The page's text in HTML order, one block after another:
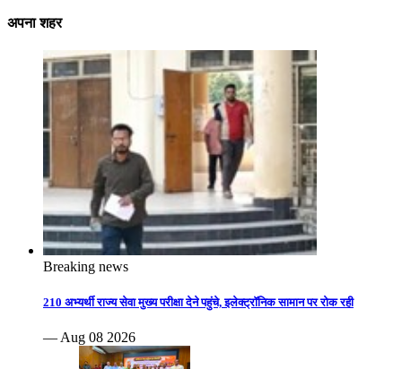
अपना शहर
Breaking news
210 अभ्यर्थी राज्य सेवा मुख्य परीक्षा देने पहुंचे, इलेक्ट्रॉनिक सामान पर रोक रही
— Aug 08 2026